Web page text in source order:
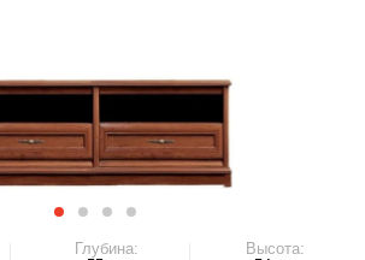
Глубина:
Высота: